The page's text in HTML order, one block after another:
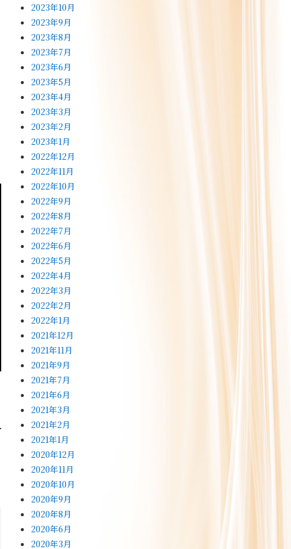
2023年10月
2023年9月
2023年8月
2023年7月
2023年6月
2023年5月
2023年4月
2023年3月
2023年2月
2023年1月
2022年12月
2022年11月
2022年10月
2022年9月
2022年8月
2022年7月
2022年6月
2022年5月
2022年4月
2022年3月
2022年2月
2022年1月
2021年12月
2021年11月
2021年9月
2021年7月
2021年6月
2021年3月
2021年2月
2021年1月
2020年12月
2020年11月
2020年10月
2020年9月
2020年8月
2020年6月
2020年3月